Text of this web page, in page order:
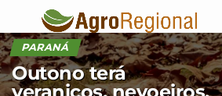
PARANÁ
Outono terá